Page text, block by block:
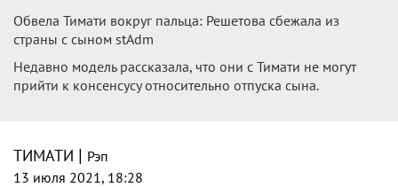
Обвела Тимати вокруг пальца: Решетова сбежала из
страны с сыном stAdm
Недавно модель рассказала, что они с Тимати не могут
прийти к консенсусу относительно отпуска сына.
ТИМАТИ | Рэп
13 июля 2021, 18:28